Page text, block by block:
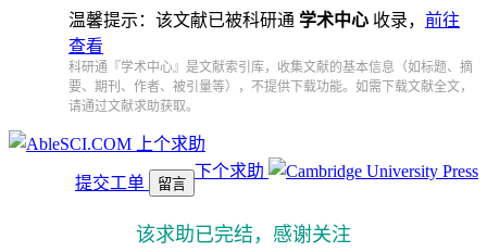
温馨提示：该文献已被科研通 学术中心 收录， 前往
查看
科研通『学术中心』是文献索引库，收集文献的基本信息（如标题、摘
要、期刊、作者、被引量等），不提供下载功能。如需下载文献全文，
请通过文献求助获取。
上个求助
下个求助
提交工单 留言
该求助已完结，感谢关注